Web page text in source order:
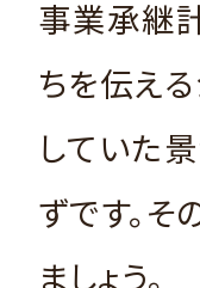
事業承継
ちを伝え
していた
ずです。
ましょう。